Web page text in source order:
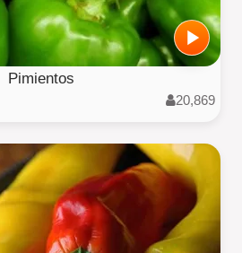
Pimientos
20,869